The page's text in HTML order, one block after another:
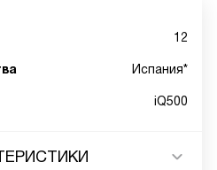
12
Испания*
iQ500